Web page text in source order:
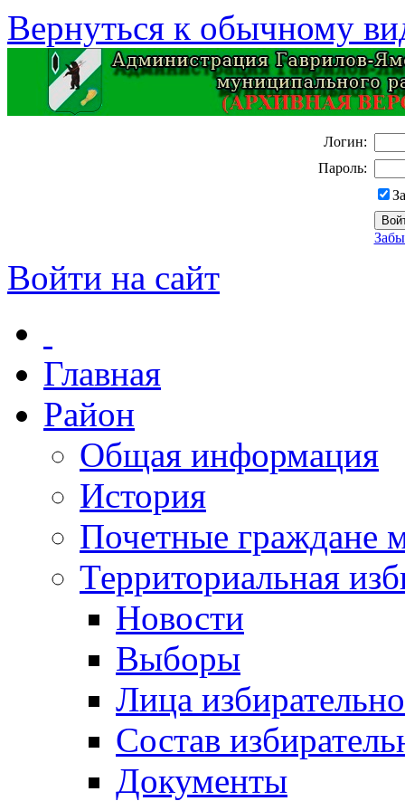
Вернуться к обычному
Логин:
Пароль:
Войти на сайт
Главная
Район
Общая информация
История
Почетные граждане
Территориальная
Новости
Выборы
Лица
Состав
Документы